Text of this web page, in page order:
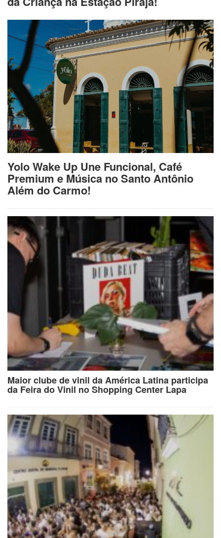
Yolo Wake Up Une Funcional, Café
Premium e Música no Santo Antônio
Além do Carmo!
Maior clube de vinil da América Latina participa
da Feira do Vinil no Shopping Center Lapa